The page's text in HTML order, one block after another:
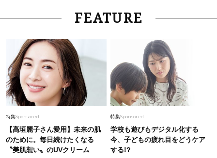
FEATURE
特集Sponsored
【高垣麗子さん愛用】未来の肌
のために。毎日続けたくなる
〝美肌想い〟のUVクリーム
特集Sponsored
学校も遊びもデジタル化する
今、子どもの疲れ目をどうケア
する!?